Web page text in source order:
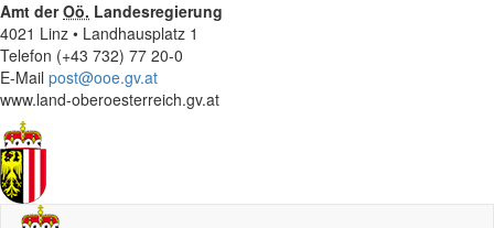
Amt derOö. Landesregierung
4021 Linz • Landhausplatz 1
Telefon (+43 732) 77 20-0
E-Mail post@ooe.gv.at
www.land-oberoesterreich.gv.at